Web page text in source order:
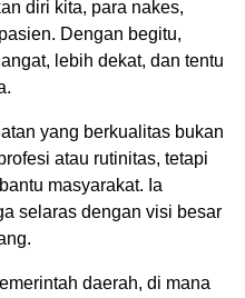
diri kita, para nakes,
Dengan begitu,
lebih dekat, dan tentu
yang berkualitas bukan
atau rutinitas, tetapi
masyarakat. Ia
selaras dengan visi besar
daerah, di mana